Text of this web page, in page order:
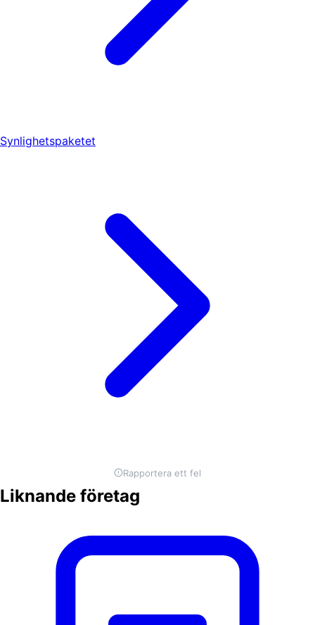
Synlighetspaketet
Rapportera ett fel
Liknande företag